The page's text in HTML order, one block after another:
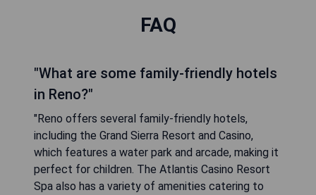
FAQ
"What are some family-friendly hotels
in Reno?"
"Reno offers several family-friendly hotels,
including the Grand Sierra Resort and Casino,
which features a water park and arcade, making it
perfect for children. The Atlantis Casino Resort
Spa also has a variety of amenities catering to